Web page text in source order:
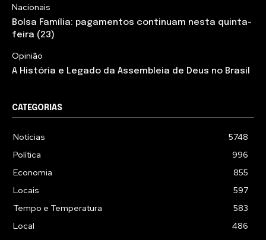
Nacionais
Bolsa Família: pagamentos continuam nesta quinta-
feira (23)
Opinião
A História e Legado da Assembleia de Deus no Brasil
CATEGORIAS
Notícias
5748
Política
996
Economia
855
Locais
597
Tempo e Temperatura
583
Local
486